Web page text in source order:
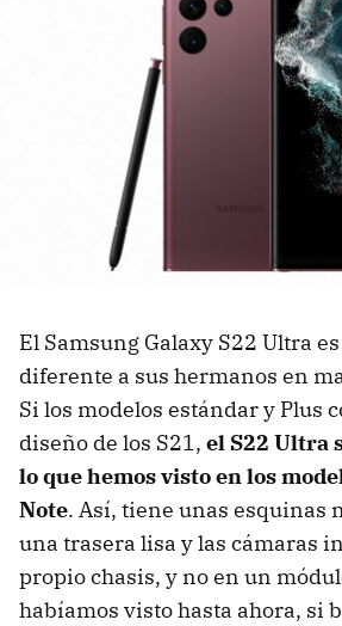
El Samsung Galaxy S22 Ultra
diferente a sus hermanos en
Si los modelos estándar y Plus
diseño de los S21, el S22 Ultra
lo que hemos visto en los
Note. Así, tiene unas esquinas
una trasera lisa y las cámaras
propio chasis, y no en un
habíamos visto hasta ahora, si